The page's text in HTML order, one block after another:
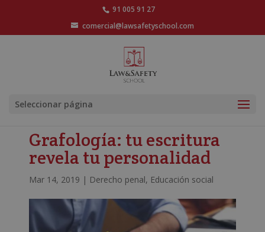
91 005 91 27
comercial@lawsafetyschool.com
Seleccionar página
Grafología: tu escritura
revela tu personalidad
Mar 14, 2019 | Derecho penal, Educación social